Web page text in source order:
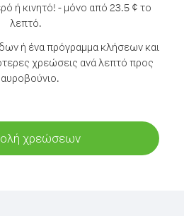
ή κινητό! - μόνο από 23.5 ¢ το
λεπτό.
ή ένα πρόγραμμα κλήσεων και
χρεώσεις ανά λεπτό προς
χρεώσεων